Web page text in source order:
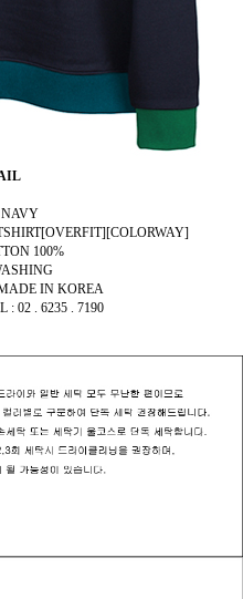
100%
IN KOREA
: 02 . 6235 . 7190